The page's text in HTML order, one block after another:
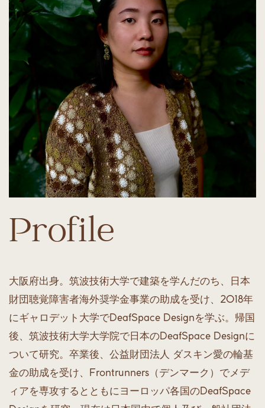
Profile
大阪府出身。筑波技術大学で建築を学んだのち、日本​
財団聴覚障害者海外奨学金事業の助成を受け、2018年​
にギャロデット大学でDeafSpace Designを学ぶ。帰国​
後、筑波技術大学大学院で日本のDeafSpace Designに​
ついて研究。卒業後、公益財団法人 ダスキン愛の輪基​
金の助成を受け、Frontrunners（デンマーク）でメデ​
ィアを専攻するとともにヨーロッパ各国のDeafSpace ​